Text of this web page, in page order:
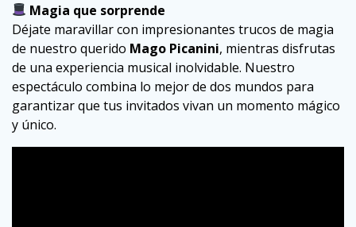
Magia que sorprende
Déjate maravillar con impresionantes trucos de magia
de nuestro querido Mago Picanini, mientras disfrutas
de una experiencia musical inolvidable. Nuestro
espectáculo combina lo mejor de dos mundos para
garantizar que tus invitados vivan un momento mágico
y único.